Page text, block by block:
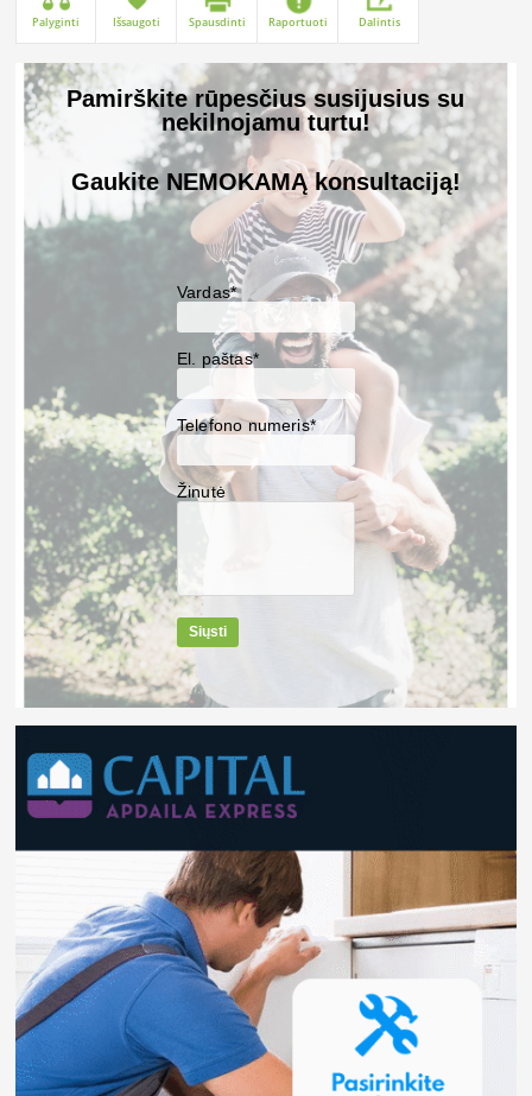
Palyginti Išsaugoti Spausdinti Raportuoti Dalintis
Pamirškite rūpesčius susijusius su
nekilnojamu turtu!
Gaukite NEMOKAMĄ konsultaciją!
Vardas*
El. paštas*
Telefono numeris*
Žinutė
Siųsti